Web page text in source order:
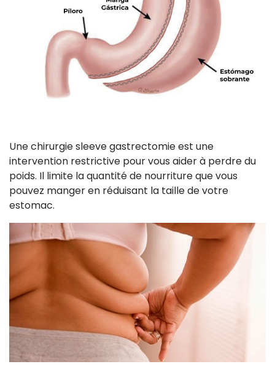
Une chirurgie sleeve gastrectomie est une
intervention restrictive pour vous aider à perdre du
poids. Il limite la quantité de nourriture que vous
pouvez manger en réduisant la taille de votre
estomac.